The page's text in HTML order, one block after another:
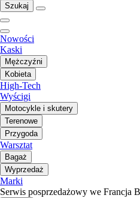
Szukaj
Nowości
Kaski
Mężczyźni
Kobieta
High-Tech
Wyścigi
Motocykle i skutery
Terenowe
Przygoda
Warsztat
Bagaż
Wyprzedaż
Marki
Serwis posprzedażowy we Francja